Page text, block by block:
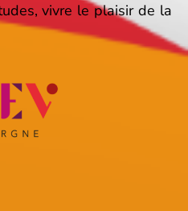
vivre le plaisir de la